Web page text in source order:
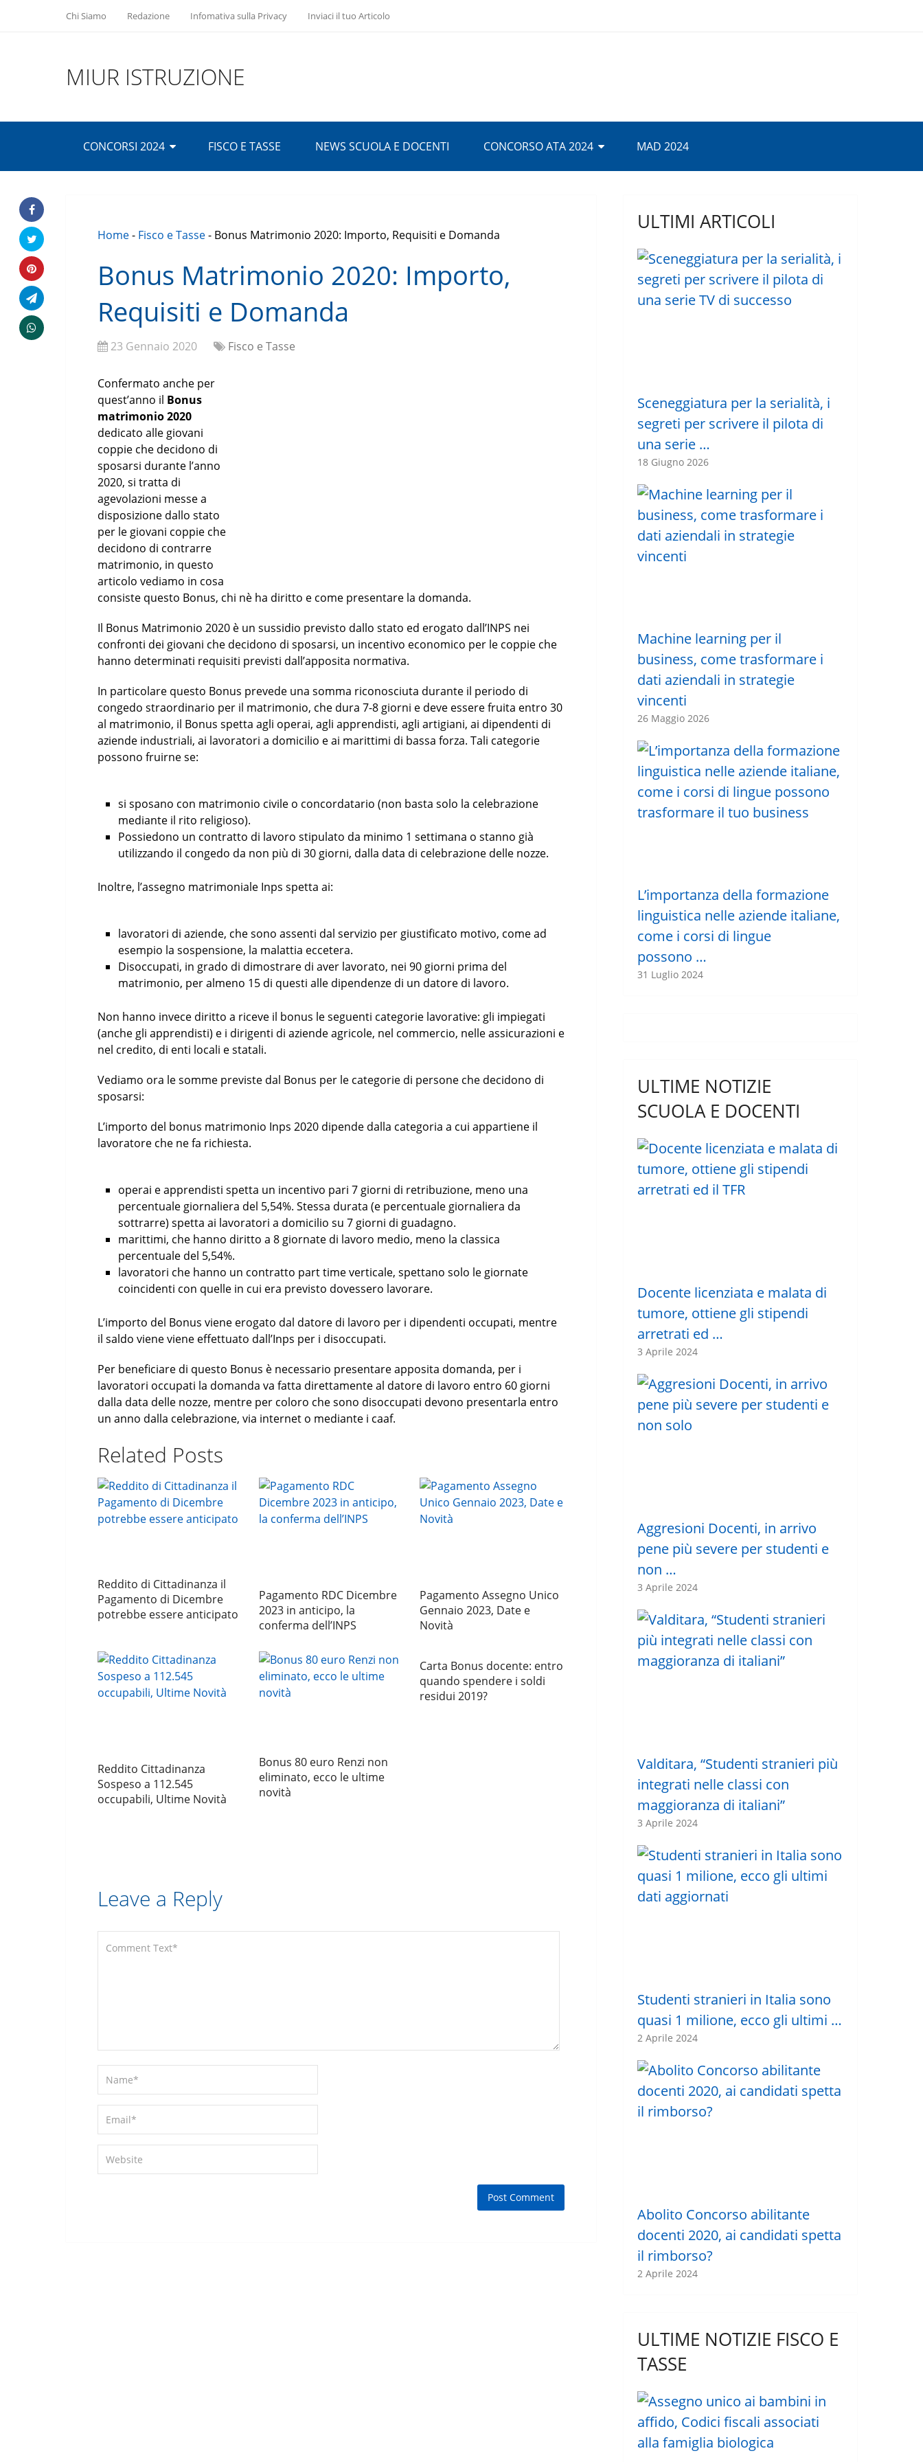
Chi Siamo Redazione Infomativa sulla Privacy Inviaci il tuo Articolo
MIUR ISTRUZIONE
CONCORSI 2024 FISCO E TASSE NEWS SCUOLA E DOCENTI CONCORSO ATA 2024 MAD 2024
Home- Fisco e Tasse- Bonus Matrimonio 2020: Importo, Requisiti e Domanda
Bonus Matrimonio 2020: Importo,
Requisiti e Domanda
23 Gennaio 2020 Fisco e Tasse
Confermato anche per
quest’anno il Bonus
matrimonio 2020
dedicato alle giovani
coppie che decidono di
sposarsi durante l’anno
2020, si tratta di
agevolazioni messe a
disposizione dallo stato
per le giovani coppie che
decidono di contrarre
matrimonio, in questo
articolo vediamo in cosa
consiste questo Bonus, chi nè ha diritto e come presentare la domanda.
Il Bonus Matrimonio 2020 è un sussidio previsto dallo stato ed erogato dall’INPS nei
confronti dei giovani che decidono di sposarsi, un incentivo economico per le coppie che
hanno determinati requisiti previsti dall’apposita normativa.
In particolare questo Bonus prevede una somma riconosciuta durante il periodo di
congedo straordinario per il matrimonio, che dura 7-8 giorni e deve essere fruita entro 30
al matrimonio, il Bonus spetta agli operai, agli apprendisti, agli artigiani, ai dipendenti di
aziende industriali, ai lavoratori a domicilio e ai marittimi di bassa forza. Tali categorie
possono fruirne se:
si sposano con matrimonio civile o concordatario (non basta solo la celebrazione
mediante il rito religioso).
Possiedono un contratto di lavoro stipulato da minimo 1 settimana o stanno già
utilizzando il congedo da non più di 30 giorni, dalla data di celebrazione delle nozze.
Inoltre, l’assegno matrimoniale Inps spetta ai:
lavoratori di aziende, che sono assenti dal servizio per giustificato motivo, come ad
esempio la sospensione, la malattia eccetera.
Disoccupati, in grado di dimostrare di aver lavorato, nei 90 giorni prima del
matrimonio, per almeno 15 di questi alle dipendenze di un datore di lavoro.
Non hanno invece diritto a riceve il bonus le seguenti categorie lavorative: gli impiegati
(anche gli apprendisti) e i dirigenti di aziende agricole, nel commercio, nelle assicurazioni e
nel credito, di enti locali e statali.
Vediamo ora le somme previste dal Bonus per le categorie di persone che decidono di
sposarsi:
L’importo del bonus matrimonio Inps 2020 dipende dalla categoria a cui appartiene il
lavoratore che ne fa richiesta.
operai e apprendisti spetta un incentivo pari 7 giorni di retribuzione, meno una
percentuale giornaliera del 5,54%. Stessa durata (e percentuale giornaliera da
sottrarre) spetta ai lavoratori a domicilio su 7 giorni di guadagno.
marittimi, che hanno diritto a 8 giornate di lavoro medio, meno la classica
percentuale del 5,54%.
lavoratori che hanno un contratto part time verticale, spettano solo le giornate
coincidenti con quelle in cui era previsto dovessero lavorare.
L’importo del Bonus viene erogato dal datore di lavoro per i dipendenti occupati, mentre
il saldo viene viene effettuato dall’Inps per i disoccupati.
Per beneficiare di questo Bonus è necessario presentare apposita domanda, per i
lavoratori occupati la domanda va fatta direttamente al datore di lavoro entro 60 giorni
dalla data delle nozze, mentre per coloro che sono disoccupati devono presentarla entro
un anno dalla celebrazione, via internet o mediante i caaf.
Related Posts
Reddito di Cittadinanza il
Pagamento di Dicembre
potrebbe essere anticipato
Pagamento RDC Dicembre
2023 in anticipo, la
conferma dell’INPS
Pagamento Assegno Unico
Gennaio 2023, Date e
Novità
Reddito Cittadinanza
Sospeso a 112.545
occupabili, Ultime Novità
Bonus 80 euro Renzi non
eliminato, ecco le ultime
novità
Carta Bonus docente: entro
quando spendere i soldi
residui 2019?
Leave a Reply
ULTIMI ARTICOLI
Sceneggiatura per la serialità, i
segreti per scrivere il pilota di
una serie …
18 Giugno 2026
Machine learning per il
business, come trasformare i
dati aziendali in strategie
vincenti
26 Maggio 2026
L’importanza della formazione
linguistica nelle aziende italiane,
come i corsi di lingue
possono …
31 Luglio 2024
ULTIME NOTIZIE
SCUOLA E DOCENTI
Docente licenziata e malata di
tumore, ottiene gli stipendi
arretrati ed …
3 Aprile 2024
Aggresioni Docenti, in arrivo
pene più severe per studenti e
non …
3 Aprile 2024
Valditara, “Studenti stranieri più
integrati nelle classi con
maggioranza di italiani”
3 Aprile 2024
Studenti stranieri in Italia sono
quasi 1 milione, ecco gli ultimi …
2 Aprile 2024
Abolito Concorso abilitante
docenti 2020, ai candidati spetta
il rimborso?
2 Aprile 2024
ULTIME NOTIZIE FISCO E
TASSE